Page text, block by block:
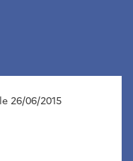
26/06/2015